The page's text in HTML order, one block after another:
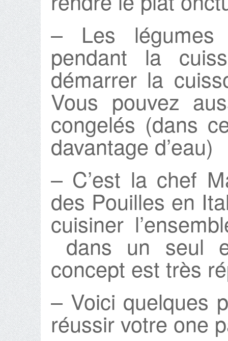
– Les légumes
pendant la
démarrer la
Vous pouvez
congelés (dans
davantage d’eau)
– C’est la chef
des Pouilles en
cuisiner
dans un seul
concept est très
– Voici quelques
réussir votre one